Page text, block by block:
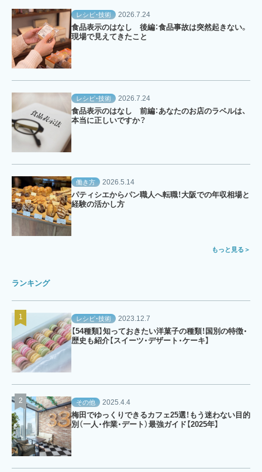
レシピ・技術 2026.7.24
食品表示のはなし 後編：食品事故は突然起きない。
現場で見えてきたこと
レシピ・技術 2026.7.24
食品表示のはなし 前編：あなたのお店のラベルは、
本当に正しいですか？
働き方 2026.5.14
パティシエからパン職人へ転職！大阪での年収相場と
経験の活かし方
もっと見る
ランキング
レシピ・技術 2023.12.7
【54種類】知っておきたい洋菓子の種類！国別の特徴・
歴史も紹介【スイーツ・デザート・ケーキ】
その他 2025.4.4
梅田でゆっくりできるカフェ25選！もう迷わない目的
別（一人・作業・デート）最強ガイド【2025年】